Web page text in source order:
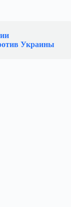
Украины